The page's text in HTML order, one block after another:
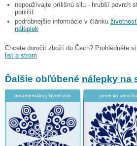
nepoužívajte prílišnú silu - hrubší povrch
poničiť
podrobnejšie informácie v článku
nálepiek
Chcete doručit zboží do Čech? Prohlédněte
list a strom
Ďalšie obľúbené nálepky na
ornamentálnej štvorlístok strom so